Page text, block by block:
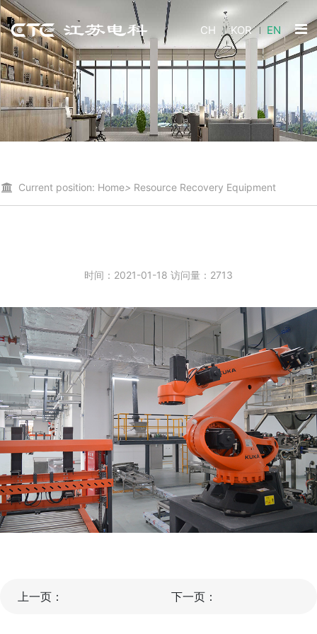
CH KOR EN
Current position: Home> Resource Recovery Equipment
时间：2021-01-18 访问量：2713
上一页： 下一页：